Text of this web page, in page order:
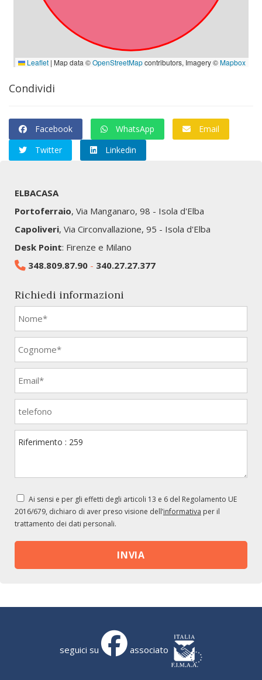
Condividi
Facebook WhatsApp
Email
Twitter
Linkedin
ELBACASA
Portoferraio, Via Manganaro, 98 - Isola d'Elba
Capoliveri, Via Circonvallazione, 95 - Isola d'Elba
Desk Point: Firenze e Milano
348.809.87.90 - 340.27.27.377
Richiedi informazioni
Ai sensi e per gli effetti degli articoli 13 e 6 del Regolamento UE
2016/679, dichiaro di aver preso visione dell’informativa per il
trattamento dei dati personali.
seguici su associato